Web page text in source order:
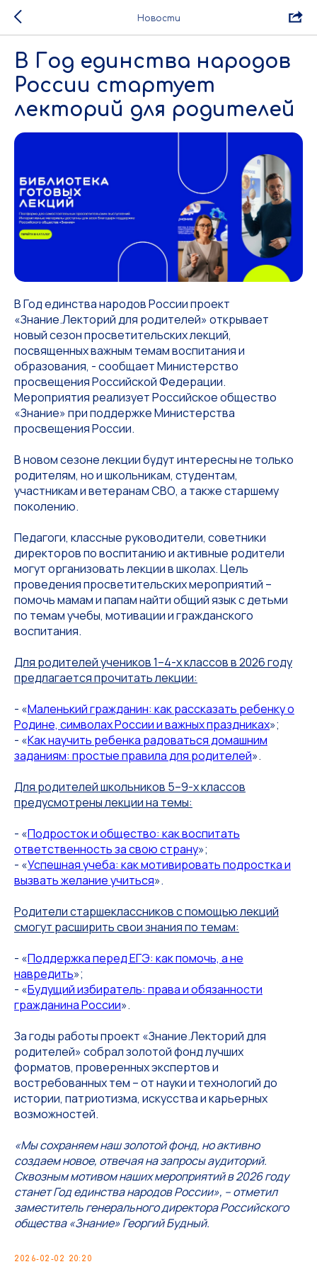
Новости
В Год единства народов
России стартует
лекторий для родителей
В Год единства народов России проект
«Знание.Лекторий для родителей» открывает
новый сезон просветительских лекций,
посвященных важным темам воспитания и
образования, - сообщает Министерство
просвещения Российской Федерации.
Мероприятия реализует Российское общество
«Знание» при поддержке Министерства
просвещения России.
В новом сезоне лекции будут интересны не только
родителям, но и школьникам, студентам,
участникам и ветеранам СВО, а также старшему
поколению.
Педагоги, классные руководители, советники
директоров по воспитанию и активные родители
могут организовать лекции в школах. Цель
проведения просветительских мероприятий –
помочь мамам и папам найти общий язык с детьми
по темам учебы, мотивации и гражданского
воспитания.
Для родителей учеников 1–4-х классов в 2026 году
предлагается прочитать лекции:
- «Маленький гражданин: как рассказать ребенку о
Родине, символах России и важных праздниках»;
- «Как научить ребенка радоваться домашним
заданиям: простые правила для родителей».
Для родителей школьников 5–9-х классов
предусмотрены лекции на темы:
- «Подросток и общество: как воспитать
ответственность за свою страну»;
- «Успешная учеба: как мотивировать подростка и
вызвать желание учиться».
Родители старшеклассников с помощью лекций
смогут расширить свои знания по темам:
- «Поддержка перед ЕГЭ: как помочь, а не
навредить»;
- «Будущий избиратель: права и обязанности
гражданина России».
За годы работы проект «Знание.Лекторий для
родителей» собрал золотой фонд лучших
форматов, проверенных экспертов и
востребованных тем – от науки и технологий до
истории, патриотизма, искусства и карьерных
возможностей.
«Мы сохраняем наш золотой фонд, но активно
создаем новое, отвечая на запросы аудиторий.
Сквозным мотивом наших мероприятий в 2026 году
станет Год единства народов России», – отметил
заместитель генерального директора Российского
общества «Знание» Георгий Будный.
2026-02-02 20:20